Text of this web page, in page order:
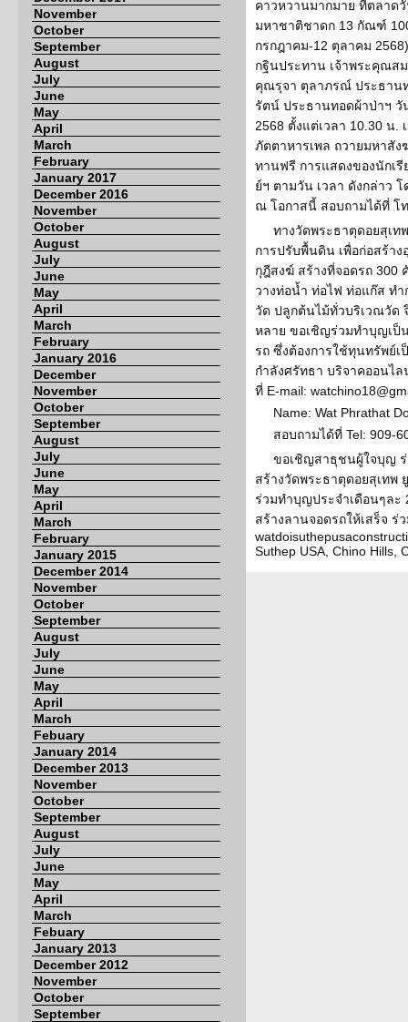
November
October
September
August
July
June
May
April
March
February
January 2017
December 2016
November
October
August
July
June
May
April
March
February
January 2016
December
November
October
September
August
July
June
May
April
March
February
January 2015
December 2014
November
October
September
August
July
June
May
April
March
Febuary
January 2014
December 2013
November
October
September
August
July
June
May
April
March
Febuary
January 2013
December 2012
November
October
September
คาวหวานมากมาย ที่ตลาด
มหาชาติชาดก 13 กัณฑ์
กรกฎาคม-12 ตุลาคม
กฐินประทาน เจ้าพระคุณส
คุณรุจา ตุลาภรณ์ ประธาน
รัตน์ ประธานทอดผ้าป่าฯ วั
2568 ตั้งแต่เวลา 10.30 น
ภัตตาหารเพล ถวายมหาสั
ทานฟรี การแสดงของนักเ
ย์ฯ ตามวัน เวลา ดังกล่าว
ณ โอกาสนี้ สอบถามได้ที่ โ
ทางวัดพระธาตุดอยสุเท
การปรับพื้นดิน เพื่อก่อสร้าง
กุฎีสงฆ์ สร้างที่จอดรถ 300
วางท่อน้ำ ท่อไฟ ท่อแก๊ส ท
วัด ปลูกต้นไม้ทั่วบริเวณวัด
หลาย ขอเชิญร่วมทำบุญเป็
รถ ซึ่งต้องการใช้ทุนทรัพย์
กำลังศรัทธา บริจาคออนไล
ที่ E-mail:
Name: Wat Phrathat
สอบถามได้ที่ Tel: 909-
ขอเชิญสาธุชนผู้ใจบุญ
สร้างวัดพระธาตุดอยสุเทพ
ร่วมทำบุญประจำเดือนๆละ
สร้างลานจอดรถให้เสร็จ
Suthep USA, Chino Hills,